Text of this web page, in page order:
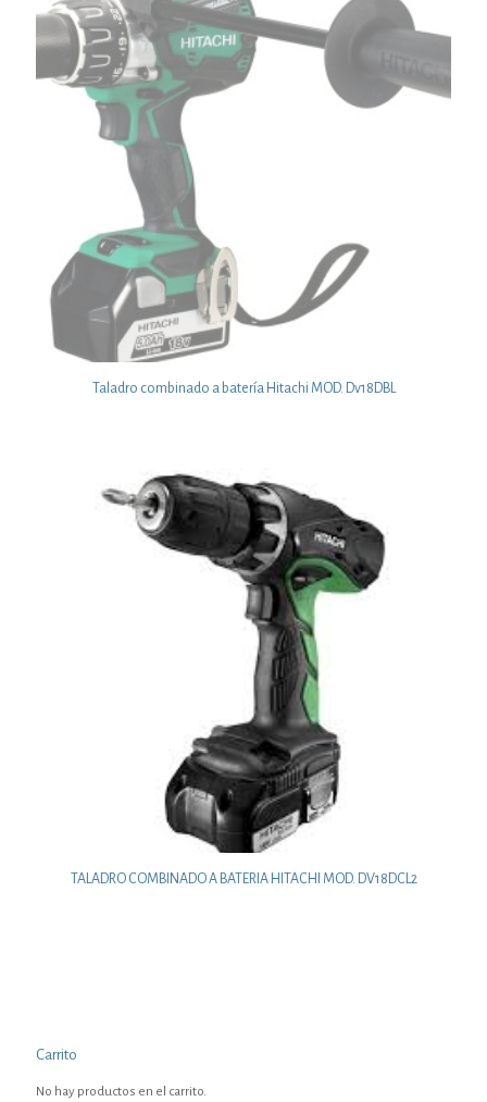
Taladro combinado a batería Hitachi MOD. Dv18DBL
TALADRO COMBINADO A BATERIA HITACHI MOD. DV18DCL2
Carrito
No hay productos en el carrito.